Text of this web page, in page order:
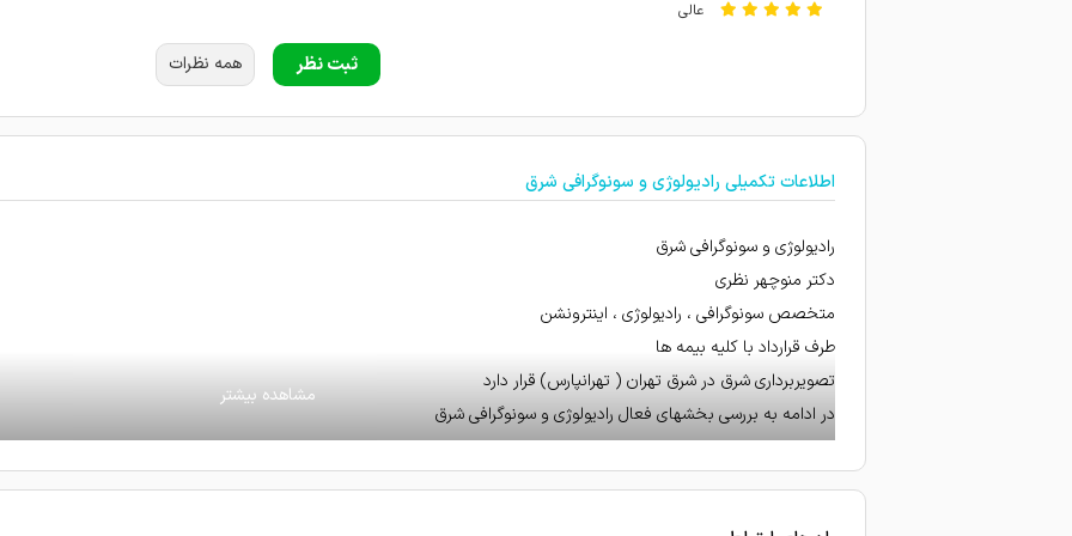
عالی
5عالی
عالی
دقت وتشخیص عالی
عالی از بهترین مجموعه ها سونوگرافی تهران
بسیار پزشکان حاذق و با حوصله ای دارن.و بر خلاف جاهای دیگه با بیمار صحبت میکنن و وقت میزارن
خیلی عالی بهتر مجموعه تهران دکتر خوب با اخلاق پرسنل با حوصله محیط خوب و تمیز
ثبت نظر همه نظرات
اطلاعات تکمیلی رادیولوژی و سونوگرافی شرق
رادیولوژی و سونوگرافی شرق
دکتر منوچهر نظری
متخصص سونوگرافی ، رادیولوژی ، اینترونشن
طرف قرارداد با کلیه بیمه ها
تصویربرداری شرق در شرق تهران ( تهرانپارس) قرار دارد
در ادامه به بررسی بخشهای فعال رادیولوژی و سونوگرافی شرق
خواهیم پرداخت